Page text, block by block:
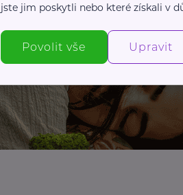
jste jim poskytli nebo které získali v
Povolit vše Upravit